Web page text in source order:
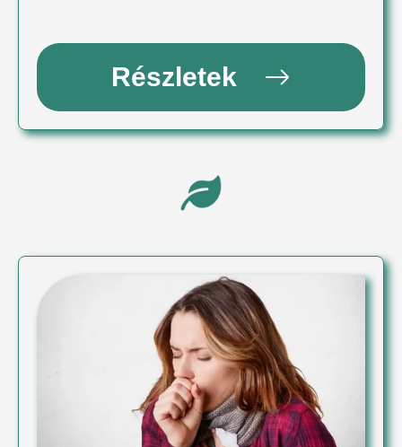
Részletek